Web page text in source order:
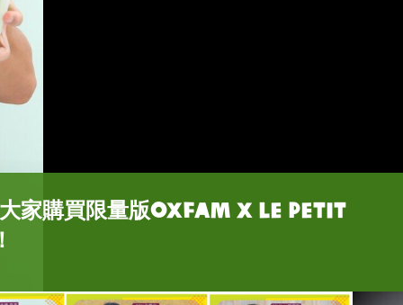
大家購買限量版Oxfam x Le Petit
訂了數個環保餐盒，等你一齊支持
持樂施會扶貧工作，今次義賣都不例
勤力行減塑，外出工作時經常自備
盒！
樂施會「擁抱小綿羊版」藍色環保
王灝兒及Jeffery黎學勤齊呼籲大家
營餸基層」計劃。
元，有綠色的「小王子遊歷版」及藍
」兩款任你選！